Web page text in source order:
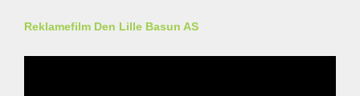
Reklamefilm Den Lille Basun AS